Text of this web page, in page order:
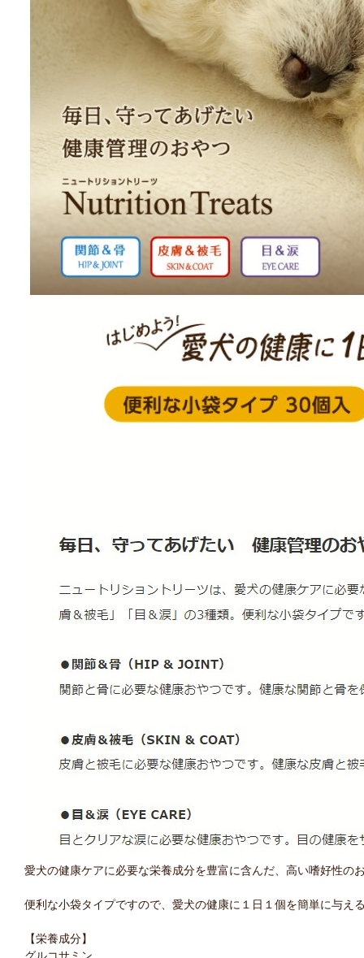
愛犬の健康ケアに必要な栄養成分を豊富に含んだ、高い嗜好性の
便利な小袋タイプですので、愛犬の健康に１日１個を簡単に与え
【栄養成分】
グルコサミン